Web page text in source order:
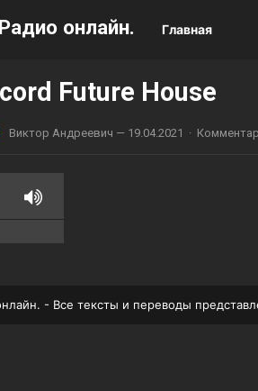
онлайн. Главная
Future House
Виктор Андреевич — 19.04.2021 ·
- Все тексты и переводы